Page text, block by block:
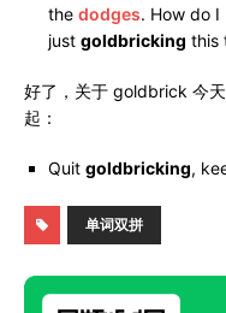
the dodges. How do
just goldbricking this
好了，关于 goldbrick 今
起：
Quit goldbricking,
单词双拼